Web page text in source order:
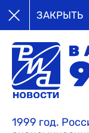
в
99-го
05 08’99
В Мексике
напрямую
работать"
ЗАКРЫТЬ
1999 год.